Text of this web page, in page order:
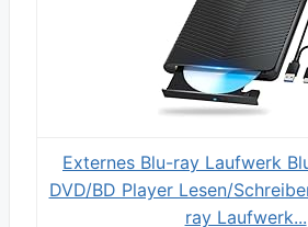
Externes Blu-ray Laufwerk
DVD/BD Player Lesen/
ray Laufwerk...